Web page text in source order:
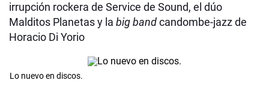
irrupción rockera de Service de Sound, el dúo
Malditos Planetas y la big bandcandombe-jazz de
Horacio Di Yorio
Lo nuevo en discos.